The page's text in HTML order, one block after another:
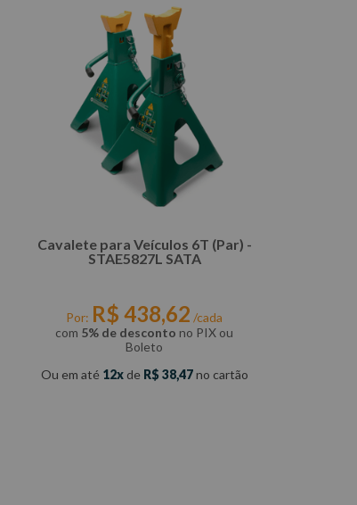
Cavalete para Veículos 6T (Par) -
STAE5827L SATA
Por: R$ 438,62 /cada
com 5% de desconto no PIX ou
Boleto
Ou em até 12 de R$38,47no cartão